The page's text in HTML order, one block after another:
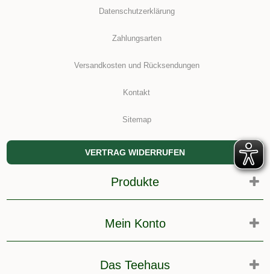
Datenschutzerklärung
Zahlungsarten
Versandkosten und Rücksendungen
Kontakt
Sitemap
VERTRAG WIDERRUFEN
Produkte
Mein Konto
Das Teehaus